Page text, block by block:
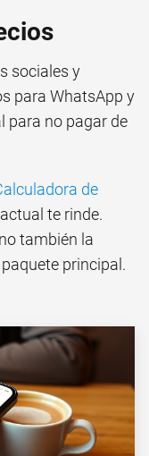
sociales y
para WhatsApp y
para no pagar de
de
te rinde.
también la
principal.